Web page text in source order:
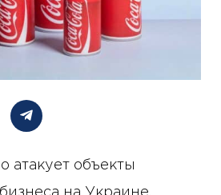
атакует объекты
на Украине,